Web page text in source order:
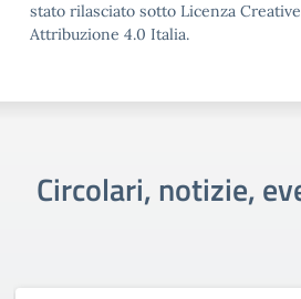
stato rilasciato sotto Licenza
Attribuzione 4.0 Italia.
Circolari, notizie,